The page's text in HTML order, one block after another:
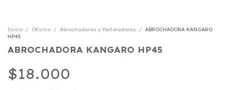
Inicio / Oficina / Abrochadoras y Perforadoras / ABROCHADORA KANGARO
HP45
ABROCHADORA KANGARO HP45
$18.000